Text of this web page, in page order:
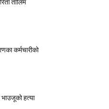
तालिम
कर्मचारीको
हत्या